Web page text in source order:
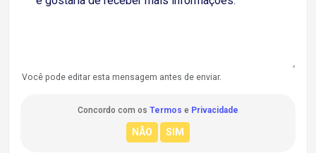
Você pode editar esta mensagem antes de enviar.
Concordo com os Termos e Privacidade